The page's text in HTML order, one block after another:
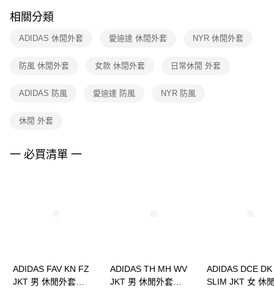
※ 交易是否成功請以「AFTEE先享後付 」之結帳頁面顯示為準，若有關於
是否繳費成功／繳費後需取消欲退款等相關疑問，請聯繫「AFTEE先享後付
客戶支援中心」https://netprotections.freshdesk.com/support/home
１．透過由恩沛科技股份有限公司提供之「AFTEE先享後付」服務完成之交
權轉讓予恩沛科技股份有限公司。
３．未成年的使用者請事先徵得法定代理人或監護人之同意方可使用
４．使用「AFTEE先享後付」時，將依據個別帳號之用戶狀況，依本公司即
相關分類
ADIDAS 休閒外套 愛迪達 休閒外套 NYR 休閒外套
防風 休閒外套 女款 休閒外套 日常休閒 外套
ADIDAS 防風 愛迪達 防風 NYR 防風
休閒 外套
一 必買清單 一
ADIDAS FAV KN FZ
JKT 男 休閒外套
ADIDAS TH MH WV
JKT 男 休閒外套
ADIDAS DCE DK
SLIM JKT 女 休